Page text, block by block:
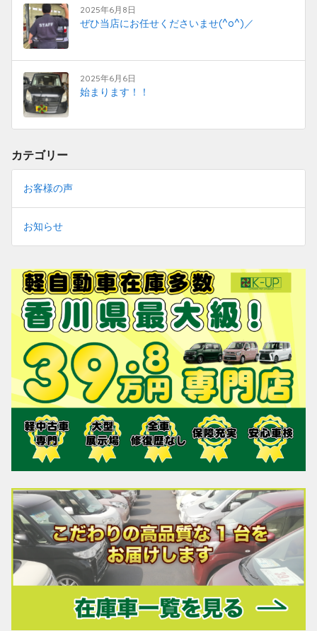
2025年6月8日
ぜひ当店にお任せくださいませ(^o^)／
2025年6月6日
始まります！！
カテゴリー
お客様の声
お知らせ